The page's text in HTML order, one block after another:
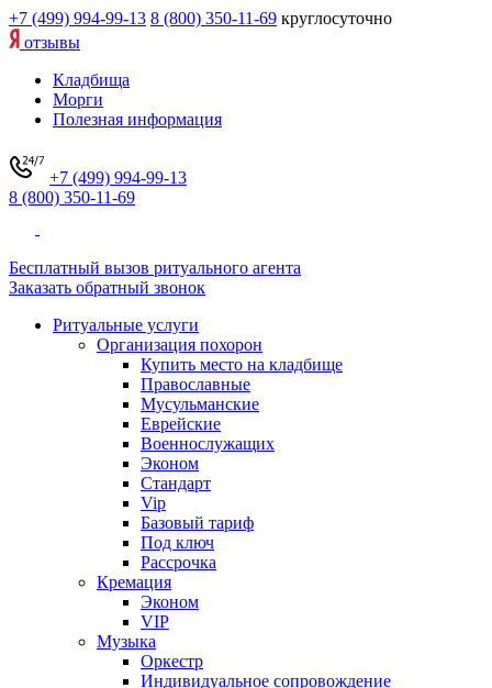
+7 (499) 994-99-13 8 (800) 350-11-69 круглосуточно
отзывы
Кладбища
Морги
Полезная информация
+7 (499) 994-99-13
8 (800) 350-11-69
Бесплатный вызов ритуального агента
Заказать обратный звонок
Ритуальные услуги
Организация похорон
Купить место на кладбище
Православные
Мусульманские
Еврейские
Военнослужащих
Эконом
Стандарт
Vip
Базовый тариф
Под ключ
Рассрочка
Кремация
Эконом
VIP
Музыка
Оркестр
Индивидуальное сопровождение